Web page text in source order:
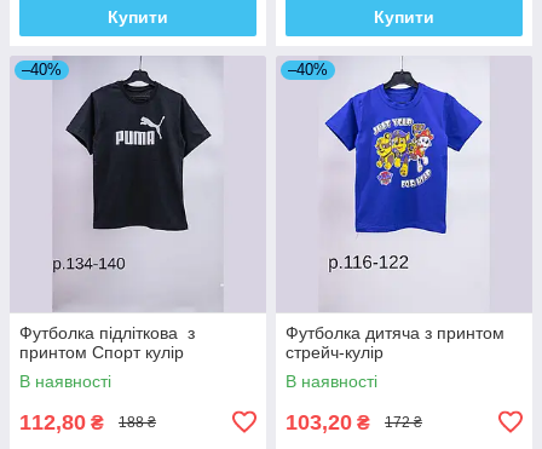
Купити Купити
–40%
Футболка підліткова з
принтом Спорт кулір
В наявності
112,80 ₴ 188 ₴
–40%
Футболка дитяча з принтом
стрейч-кулір
В наявності
103,20 ₴ 172 ₴